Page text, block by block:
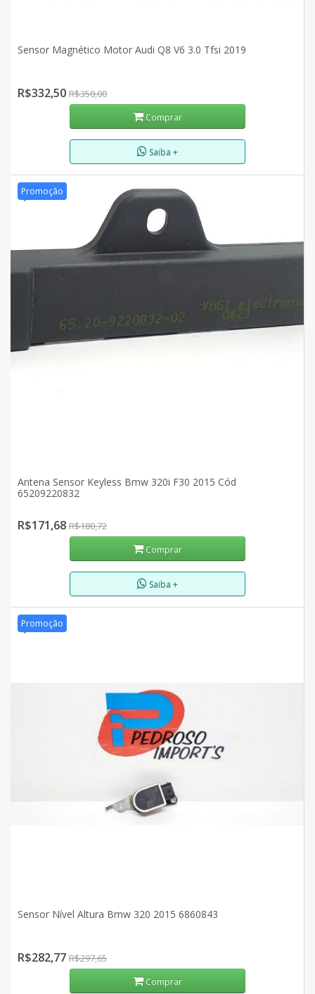
Sensor Magnético Motor Audi Q8 V6 3.0 Tfsi 2019
R$332,50 R$350,00
Comprar
Saiba +
Promoção
Antena Sensor Keyless Bmw 320i F30 2015 Cód
65209220832
R$171,68 R$180,72
Comprar
Saiba +
Promoção
Sensor Nível Altura Bmw 320 2015 6860843
R$282,77 R$297,65
Comprar